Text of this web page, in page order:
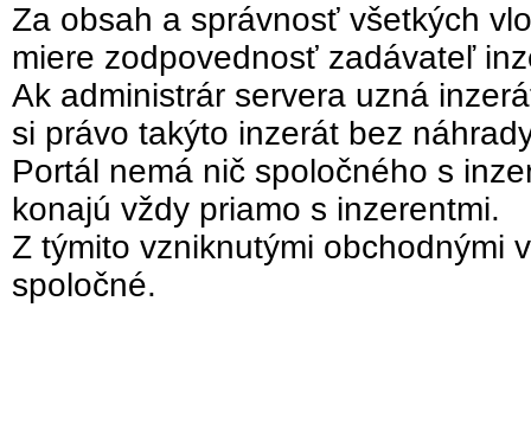
Za obsah a správnosť všetkých
miere zodpovednosť zadávateľ
Ak administrár servera uzná
si právo takýto inzerát bez
Portál nemá nič spoločného s
konajú vždy priamo s inzerentmi.
Z týmito vzniknutými obchodnými
spoločné.